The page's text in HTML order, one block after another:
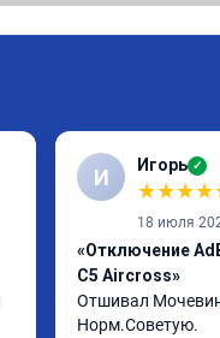
И Игорь ✓
★★★★
18 июля
«Отключение
C5 Aircross»
Отшивал
Норм.Советую.